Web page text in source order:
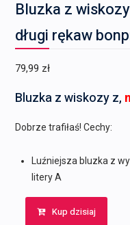
Bluzka z
długi rękaw
79,99 zł
Bluzka z wiskozy z,
Dobrze trafiłaś! Cechy:
Luźniejsza bluzka z
litery A
Kup dzisiaj